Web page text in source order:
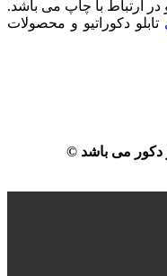
در ارتباط با چاپ می باشد.
تابلو دکوراتیو و محصولات
دکور می باشد ©